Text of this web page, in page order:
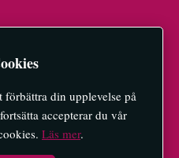
din upplevelse på
accepterar du vår
Läs mer.